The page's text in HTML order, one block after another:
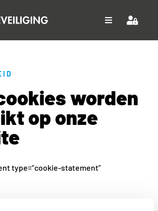
Toggle
worden
op onze
type=”cookie-statement”